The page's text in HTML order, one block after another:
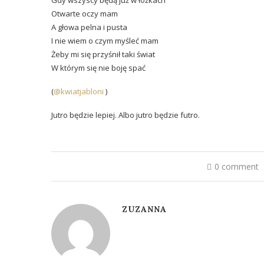
Otwarte oczy mam
A głowa pelna i pusta
I nie wiem o czym myśleć mam
Żeby mi się przyśnił taki świat
W którym się nie boję spać
(@kwiatjabloni )
Jutro będzie lepiej. Albo jutro będzie futro.
0 comment
ZUZANNA